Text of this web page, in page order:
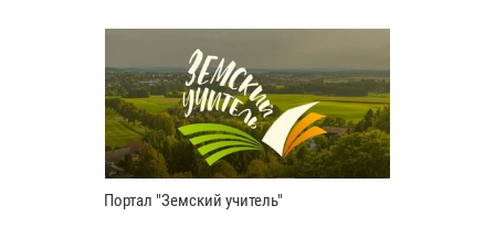
Портал "Земский учитель"